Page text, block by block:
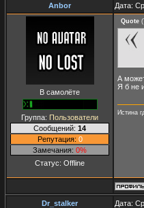
Anbor Дата:
В самолёте
Группа: Пользователи
Сообщений: 14
Репутация: 0
Замечания: 0%
Статус: Offline
Quote (
А
Я б не
Истина
Dr_stalker Дата: